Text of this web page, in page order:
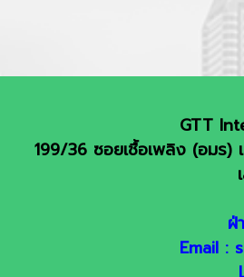
GTT
199/36 ซอยเชื้อเพลิง (อมร)
ฝ่
Email :